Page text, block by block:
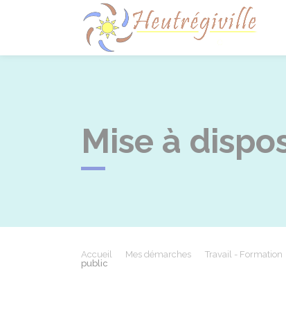
Mise à
Accueil Mes démarches Travail - Formation
public